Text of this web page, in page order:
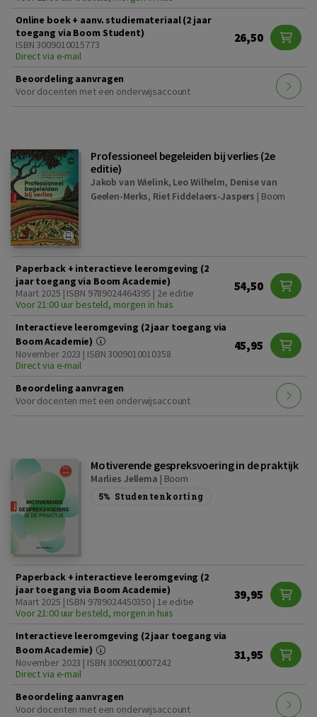
Online boek + aanv. studiemateriaal (2 jaar
toegang via Boom Student)
ISBN 3009010015773
Direct via e-mail
26,50
Beoordeling aanvragen
Voor docenten met een onderwijsaccount
Professioneel begeleiden bij verlies (2e
editie)
Jakob van Wielink, Leo Wilhelm, Denise van
Geelen-Merks, Riet Fiddelaers-Jaspers | Boom
Paperback + interactieve leeromgeving (2
jaar toegang via Boom Academie)
Maart 2025 | ISBN 9789024464395 | 2e editie
Voor 21:00 uur besteld, morgen in huis
54,50
Interactieve leeromgeving (2 jaar toegang via
Boom Academie)
November 2023 | ISBN 3009010010358
Direct via e-mail
45,95
Beoordeling aanvragen
Voor docenten met een onderwijsaccount
Motiverende gespreksvoering in de praktijk
Marlies Jellema | Boom
5% Studentenkorting
Paperback + interactieve leeromgeving (2
jaar toegang via Boom Academie)
Maart 2025 | ISBN 9789024450350 | 1e editie
Voor 21:00 uur besteld, morgen in huis
39,95
Interactieve leeromgeving (2 jaar toegang via
Boom Academie)
November 2023 | ISBN 3009010007242
Direct via e-mail
31,95
Beoordeling aanvragen
Voor docenten met een onderwijsaccount